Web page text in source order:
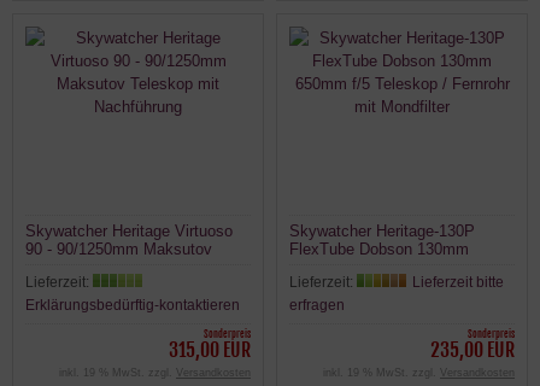
Skywatcher Heritage Virtuoso
90 - 90/1250mm Maksutov
Lieferzeit:
Erklärungsbedürftig-kontaktieren
Sonderpreis
315,00 EUR
inkl. 19 % MwSt. zzgl. Versandkosten
Skywatcher Heritage-130P
FlexTube Dobson 130mm
mit Mondfilter
Lieferzeit:
Lieferzeit bitte
erfragen
Sonderpreis
235,00 EUR
inkl. 19 % MwSt. zzgl. Versandkosten